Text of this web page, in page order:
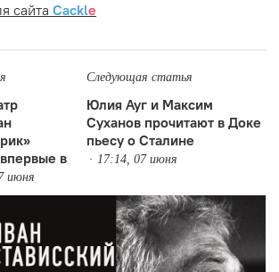
сайта Cackle
в
июня
Следующая статья
Юлия Ауг и Максим
Суханов прочитают в Доке
пьесу о Сталине
17:14, 07 июня